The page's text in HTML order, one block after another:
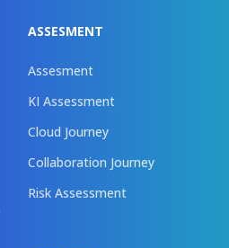
ASSESMENT
Assesment
KI Assessment
Cloud Journey
Collaboration Journey
Risk Assessment